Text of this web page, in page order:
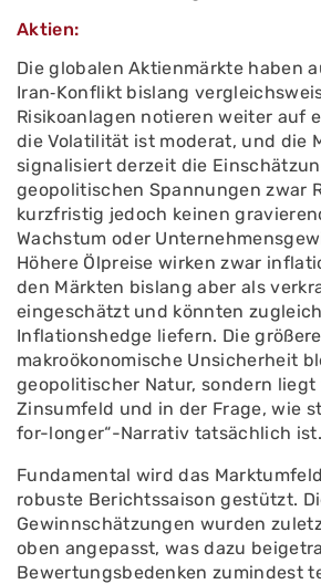
Aktien:
Die globalen Aktienmärkte haben
Iran‑Konflikt bislang
Risikoanlagen notieren weiter auf
die Volatilität ist moderat, und die
signalisiert derzeit die
geopolitischen Spannungen zwar
kurzfristig jedoch keinen
Wachstum oder
Höhere Ölpreise wirken zwar
den Märkten bislang aber als
eingeschätzt und könnten
Inflationshedge liefern. Die größere
makroökonomische Unsicherheit
geopolitischer Natur, sondern
Zinsumfeld und in der Frage, wie
for-longer“-Narrativ tatsächlich ist.
Fundamental wird das
robuste Berichtssaison gestützt.
Gewinnschätzungen wurden
oben angepasst, was dazu
Bewertungsbedenken zumindest